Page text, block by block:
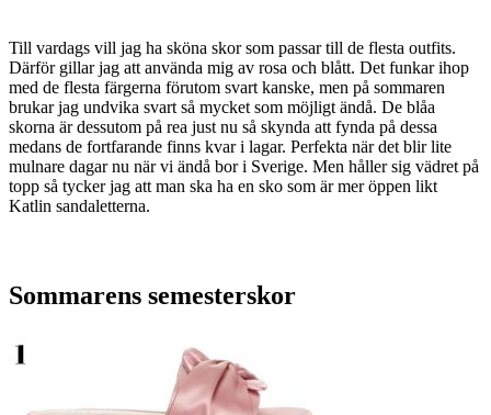
Till vardags vill jag ha sköna skor som passar till de flesta outfits.
Därför gillar jag att använda mig av rosa och blått. Det funkar ihop
med de flesta färgerna förutom svart kanske, men på sommaren
brukar jag undvika svart så mycket som möjligt ändå. De blåa
skorna är dessutom på rea just nu så skynda att fynda på dessa
medans de fortfarande finns kvar i lagar. Perfekta när det blir lite
mulnare dagar nu när vi ändå bor i Sverige. Men håller sig vädret på
topp så tycker jag att man ska ha en sko som är mer öppen likt
Katlin sandaletterna.
Sommarens semesterskor